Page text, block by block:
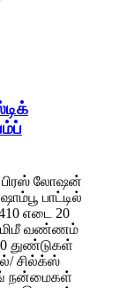
பிரஸ் லோஷன்
பாட்டில்
எடை 20
மிமீ வண்ணம்
துண்டுகள்
சில்க்ஸ்
நன்மைகள்